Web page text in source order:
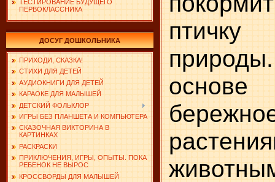
ТЕСТИРОВАНИЕ БУДУЩЕГО
ПЕРВОКЛАССНИКА
ДОСУГ ДОШКОЛЬНИКА
ПРИХОДИ, СКАЗКА!
СТИХИ ДЛЯ ДЕТЕЙ
АУДИОКНИГИ ДЛЯ ДЕТЕЙ
КАРАОКЕ ДЛЯ МАЛЫШЕЙ
ДЕТСКИЙ ФОЛЬКЛОР
ИГРЫ БЕЗ ПЛАНШЕТА И КОМПЬЮТЕРА
СКАЗОЧНАЯ ВИКТОРИНА В
КАРТИНКАХ
РАСКРАСКИ
ПРИКЛЮЧЕНИЯ, ИГРЫ, ОПЫТЫ. ПОКА
РЕБЕНОК НЕ ВЫРОС
КРОССВОРДЫ ДЛЯ МАЛЫШЕЙ
основе